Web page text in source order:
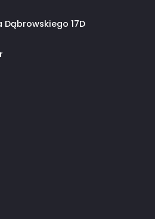
Dąbrowskiego 17D